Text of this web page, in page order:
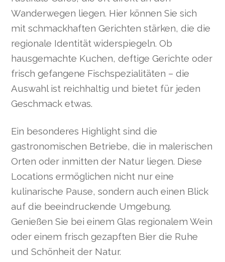
Wanderwegen liegen. Hier können Sie sich
mit schmackhaften Gerichten stärken, die die
regionale Identität widerspiegeln. Ob
hausgemachte Kuchen, deftige Gerichte oder
frisch gefangene Fischspezialitäten – die
Auswahl ist reichhaltig und bietet für jeden
Geschmack etwas.
Ein besonderes Highlight sind die
gastronomischen Betriebe, die in malerischen
Orten oder inmitten der Natur liegen. Diese
Locations ermöglichen nicht nur eine
kulinarische Pause, sondern auch einen Blick
auf die beeindruckende Umgebung.
Genießen Sie bei einem Glas regionalem Wein
oder einem frisch gezapften Bier die Ruhe
und Schönheit der Natur.